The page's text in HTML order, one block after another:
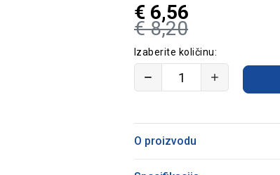
€ 8,20
€ 6,56
Izaberite količinu:
O proizvodu